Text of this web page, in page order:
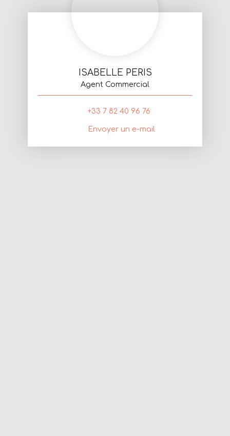
ISABELLE PERIS
Agent Commercial
+33 7 82 40 96 76
Envoyer un e-mail